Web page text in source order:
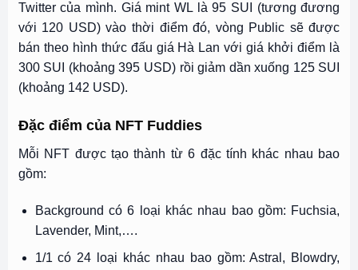
Twitter của mình. Giá mint WL là 95 SUI (tương đương
với 120 USD) vào thời điểm đó, vòng Public sẽ được
bán theo hình thức đấu giá Hà Lan với giá khởi điểm là
300 SUI (khoảng 395 USD) rồi giảm dần xuống 125 SUI
(khoảng 142 USD).
Đặc điểm của NFT Fuddies
Mỗi NFT được tạo thành từ 6 đặc tính khác nhau bao
gồm:
Background có 6 loại khác nhau bao gồm: Fuchsia,
Lavender, Mint,….
1/1 có 24 loại khác nhau bao gồm: Astral, Blowdry,